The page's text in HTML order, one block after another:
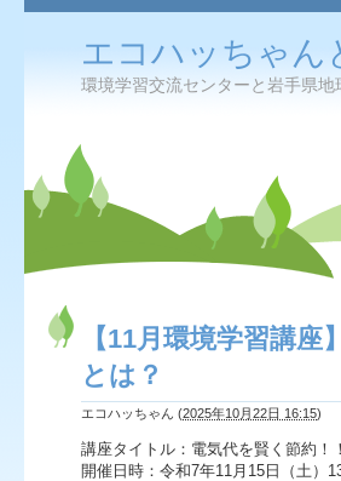
エコハッちゃん
環境学習交流センターと岩手県
【11月環境学習講
とは？
エコハッちゃん (2025年10月22日 16:15)
講座タイトル：電気代を賢く節約！
開催日時：令和7年11月15日（土）